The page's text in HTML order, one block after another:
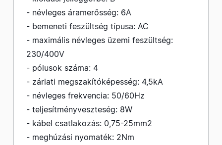
- névleges áramerősség: 6A
- bemeneti feszültség típusa: AC
- maximális névleges üzemi feszültség:
230/400V
- pólusok száma: 4
- zárlati megszakítóképesség: 4,5kA
- névleges frekvencia: 50/60Hz
- teljesítményveszteség: 8W
- kábel csatlakozás: 0,75-25mm2
- meghúzási nyomaték: 2Nm